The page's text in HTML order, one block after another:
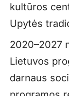
kultūros
Upytės
2020–2027
Lietuvos
darnaus